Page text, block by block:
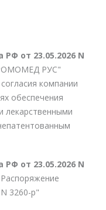
от 23.05.2026 N
РУС"
компании
обеспечения
лекарственными
от 23.05.2026 N
3260-р"